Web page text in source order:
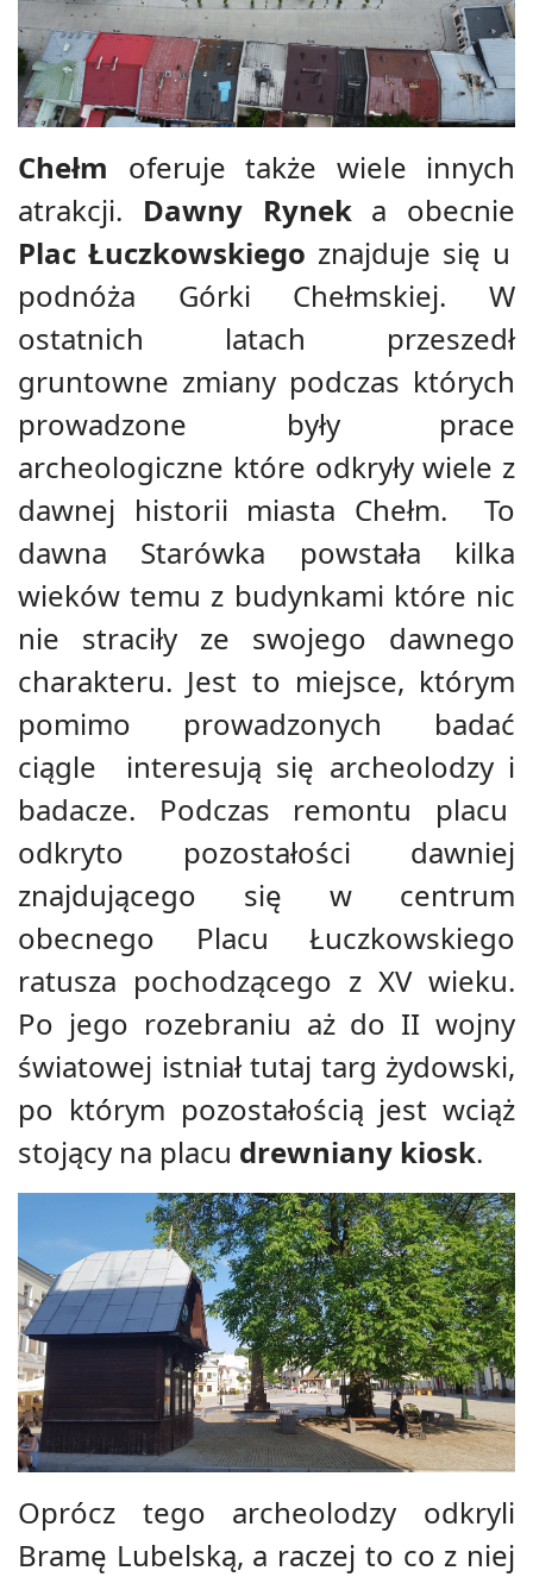
Chełm oferuje także wiele innych
atrakcji. Dawny Rynek a obecnie
Plac Łuczkowskiego znajduje się u
podnóża Górki Chełmskiej. W
ostatnich latach przeszedł
gruntowne zmiany podczas których
prowadzone były prace
archeologiczne które odkryły wiele z
dawnej historii miasta Chełm. To
dawna Starówka powstała kilka
wieków temu z budynkami które nic
nie straciły ze swojego dawnego
charakteru. Jest to miejsce, którym
pomimo prowadzonych badać
ciągle interesują się archeolodzy i
badacze. Podczas remontu placu
odkryto pozostałości dawniej
znajdującego się w centrum
obecnego Placu Łuczkowskiego
ratusza pochodzącego z XV wieku.
Po jego rozebraniu aż do II wojny
światowej istniał tutaj targ żydowski,
po którym pozostałością jest wciąż
stojący na placu drewniany kiosk.
Oprócz tego archeolodzy odkryli
Bramę Lubelską, a raczej to co z niej